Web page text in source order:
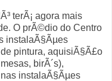
terÃ¡ agora mais
O prÃ©dio do Centro
instalaÃ§Ãµes
pintura, aquisiÃ§Ã£o
birÃ´s),
instalaÃ§Ãµes